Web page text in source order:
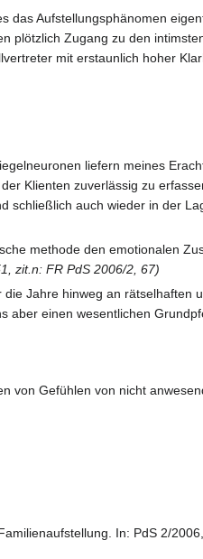
das Aufstellungsphänomen
plötzlich Zugang zu den
mit erstaunlich hoher
liefern meines
Klienten zuverlässig zu
schließlich auch wieder in der
methode den emotionalen
zit.n: FR PdS 2006/2, 67)
Jahre hinweg an rätselhaften
aber einen wesentlichen
von Gefühlen von nicht
In: PdS 2/2006,